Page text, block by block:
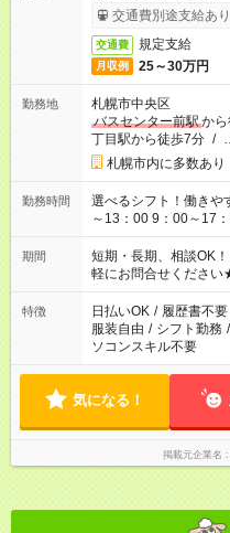
交通費別途支給あり
交通費 規定支給
月収例 25～30万円
勤務地
札幌市中央区
バスセンター前駅か
丁目駅から徒歩7分 /
札幌市内に多数あ
勤務時間
選べるシフト！働きやすい時間
～13：00 9：00～17
11：00～20：00 12：00～
時間・就業曜日お気軽にご相談下さ
日3h～OK
期間
短期・長期、相談OK
軽にお問合せくださ
特徴 日払いOK / 履歴書不要
服装自由 / シフト勤務 /
ソコンスキル不要
気になる！
掲載元企業名